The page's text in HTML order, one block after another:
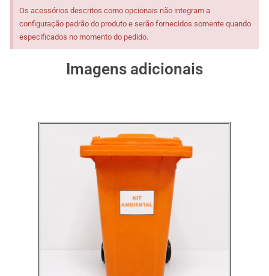
Os acessórios descritos como opcionais não integram a
configuração padrão do produto e serão fornecidos somente quando
especificados no momento do pedido.
Imagens adicionais